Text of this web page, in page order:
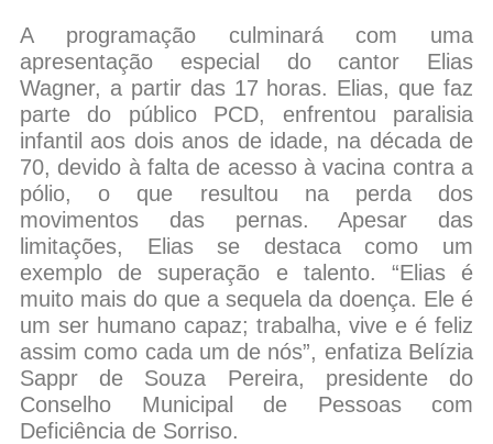
A programação culminará com uma
apresentação especial do cantor Elias
Wagner, a partir das 17 horas. Elias, que faz
parte do público PCD, enfrentou paralisia
infantil aos dois anos de idade, na década de
70, devido à falta de acesso à vacina contra a
pólio, o que resultou na perda dos
movimentos das pernas. Apesar das
limitações, Elias se destaca como um
exemplo de superação e talento. “Elias é
muito mais do que a sequela da doença. Ele é
um ser humano capaz; trabalha, vive e é feliz
assim como cada um de nós”, enfatiza Belízia
Sappr de Souza Pereira, presidente do
Conselho Municipal de Pessoas com
Deficiência de Sorriso.